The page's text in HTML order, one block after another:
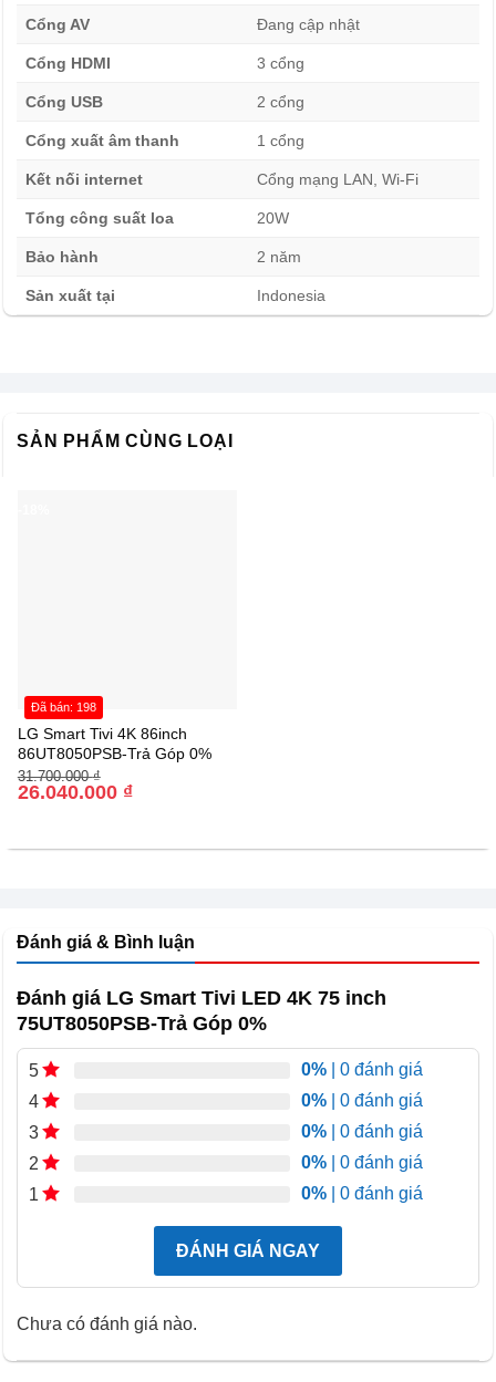
bay
Remote tích hợp chuột bay thông minh hoặc giọng nói một
Điều chỉnh độ sáng tự động cho sắc màu nguyên vẹn
dù ngày hay đêm
Smart Tivi LED LG 4K 75 inch 75UT8050PSB trang bị tính
năng tinh chỉnh độ sáng giúp phân tích ánh sáng trong
không gian và cân bằng hình ảnh được sắc nét vẹn toàn
hơn dù là ngày hay đêm.
Cổng AV Đang cập nhật
Cổng HDMI 3 cổng
Cổng USB 2 cổng
Cổng xuất âm thanh 1 cổng
Kết nối internet Cổng mạng LAN, Wi-Fi
Tổng công suất loa 20W
Bảo hành 2 năm
Sản xuất tại Indonesia
SẢN PHẨM CÙNG LOẠI
LG Smart Tivi 4K 86inch
86UT8050PSB-Trả Góp 0%
31.700.000₫
Giá
gốc
26.040.000 ₫
Giá
hiện
Đã bán: 198
Đánh giá & Bình luận
Đánh giá LG Smart Tivi LED 4K 75 inch
75UT8050PSB-Trả Góp 0%
5 0% | 0 đánh giá
4
0% | 0 đánh giá
3
0% | 0 đánh giá
2
0% | 0 đánh giá
1
0% | 0 đánh giá
ĐÁNH GIÁ NGAY
Chưa có đánh giá nào.